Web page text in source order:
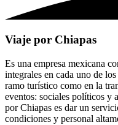
Viaje por Chiapas
Es una empresa mexicana
integrales en cada uno de
ramo turístico como en la
eventos: sociales políticos y
por Chiapas es dar un
condiciones y personal